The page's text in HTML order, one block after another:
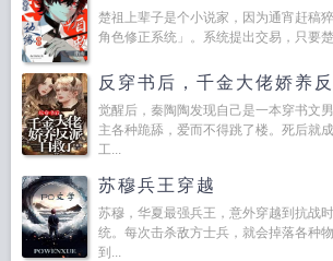
楚祖上辈子是个小说家，因为通宵赶稿
角色修正系统」。系统提出交易，只要
反穿书后，千金大佬娇养
觉醒后，秦陶陶发现自己是一本穿书文
主各种跪舔，爱而不得跳了楼。死后就
工...
苏穆兵王穿越
苏穆，华夏最强兵王，意外穿越到抗战
统。每次击杀敌方士兵，就会掉落各种
到...